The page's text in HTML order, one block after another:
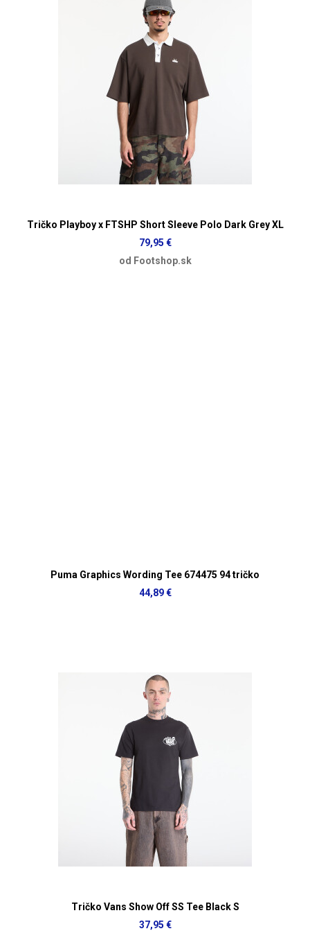
Tričko Playboy x FTSHP Short Sleeve Polo Dark Grey XL
79,95 €
od Footshop.sk
Puma Graphics Wording Tee 674475 94 tričko
44,89 €
Tričko Vans Show Off SS Tee Black S
37,95 €